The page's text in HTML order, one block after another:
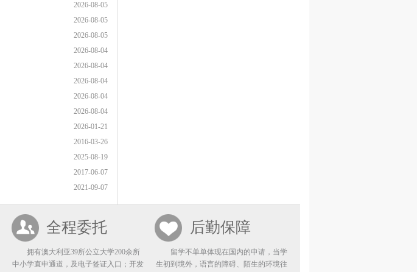
2026-08-05
2026-08-05
2026-08-05
2026-08-04
2026-08-04
2026-08-04
2026-08-04
2026-08-04
2026-01-21
2016-03-26
2025-08-19
2017-06-07
2021-09-07
全程委托
拥有澳大利亚39所公立大学200余所
中小学直申通道，及电子签证入口；开发
后勤保障
留学不单单体现在国内的申请，当学
生初到境外，语言的障碍、陌生的环境往